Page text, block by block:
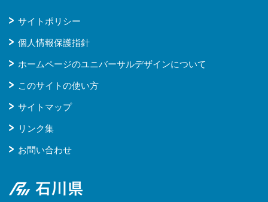
サイトポリシー
個人情報保護指針
ホームページのユニバーサルデザインについて
このサイトの使い方
サイトマップ
リンク集
お問い合わせ
石川県